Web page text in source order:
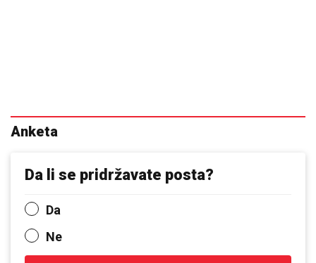
Anketa
Da li se pridržavate posta?
Da
Ne